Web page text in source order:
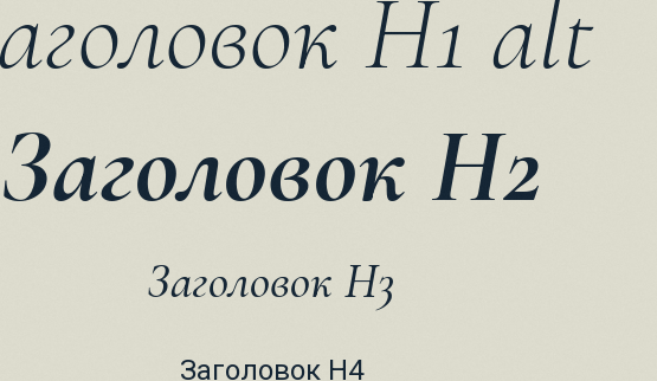
H1 alt
Заголовок H2
Заголовок H3
Заголовок H4